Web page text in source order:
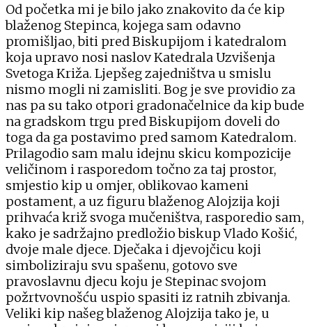
Od početka mi je bilo jako znakovito da će kip
blaženog Stepinca, kojega sam odavno
promišljao, biti pred Biskupijom i katedralom
koja upravo nosi naslov Katedrala Uzvišenja
Svetoga Križa. Ljepšeg zajedništva u smislu
nismo mogli ni zamisliti. Bog je sve providio za
nas pa su tako otpori gradonačelnice da kip bude
na gradskom trgu pred Biskupijom doveli do
toga da ga postavimo pred samom Katedralom.
Prilagodio sam malu idejnu skicu kompozicije
veličinom i rasporedom točno za taj prostor,
smjestio kip u omjer, oblikovao kameni
postament, a uz figuru blaženog Alojzija koji
prihvaća križ svoga mučeništva, rasporedio sam,
kako je sadržajno predložio biskup Vlado Košić,
dvoje male djece. Dječaka i djevojčicu koji
simboliziraju svu spašenu, gotovo sve
pravoslavnu djecu koju je Stepinac svojom
požrtvovnošću uspio spasiti iz ratnih zbivanja.
Veliki kip našeg blaženog Alojzija tako je, u